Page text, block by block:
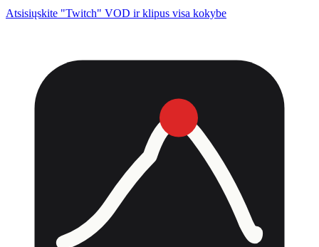
Atsisiųskite "Twitch" VOD ir klipus visa kokybe